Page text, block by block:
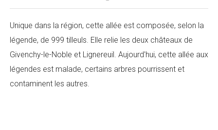
Unique dans la région, cette allée est composée, selon la
légende, de 999 tilleuls. Elle relie les deux châteaux de
Givenchy-le-Noble et Lignereuil. Aujourd'hui, cette allée aux
légendes est malade, certains arbres pourrissent et
contaminent les autres.